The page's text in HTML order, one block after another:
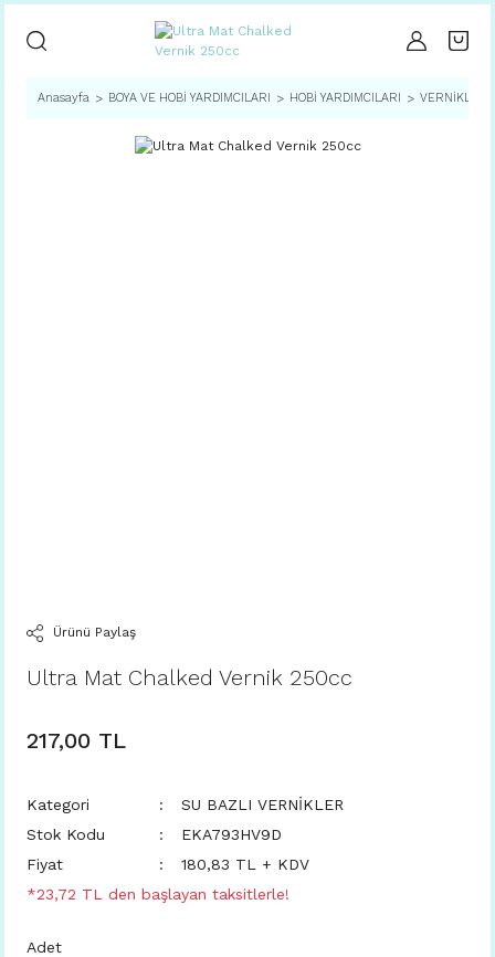
Anasayfa BOYA VE HOBİ YARDIMCILARI HOBİ YARDIMCILARI VERNİKLER
Ürünü Paylaş
Ultra Mat Chalked Vernik 250cc
217,00 TL
Kategori
SU BAZLI VERNİKLER
Stok Kodu
EKA793HV9D
Fiyat
180,83 TL + KDV
*23,72 TL den başlayan taksitlerle!
Adet